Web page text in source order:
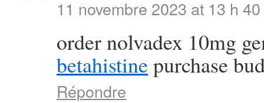
11 novembre 2023 at 13 h
order nolvadex 10mg
betahistine purchase
Répondre